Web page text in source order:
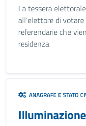
La tessera
all'elettore di
referendarie che
residenza.
ANAGRAFE E STATO